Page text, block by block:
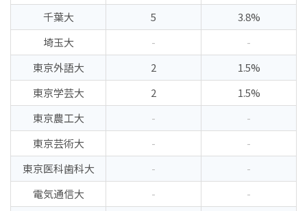
千葉大
5
3.8%
埼玉大
-
-
東京外語大
2
1.5%
東京学芸大
2
1.5%
東京農工大
-
-
東京芸術大
-
-
東京医科歯科大
-
-
電気通信大
-
-